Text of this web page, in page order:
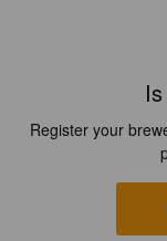
Register your